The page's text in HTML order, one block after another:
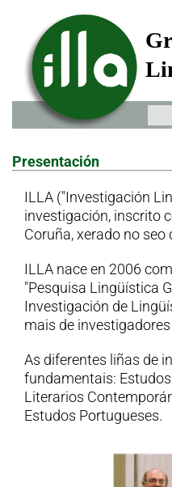
Presentación
ILLA ("Investigación
investigación, inscrito
Coruña, xerado no seo
ILLA nace en 2006
"Pesquisa Lingüística
Investigación de
mais de
As diferentes liñas de
fundamentais:
Literarios
Estudos Portugueses.